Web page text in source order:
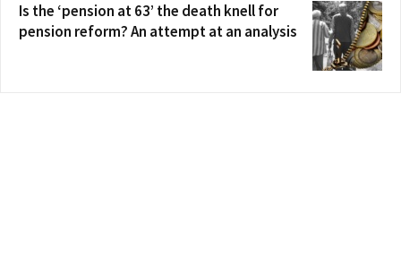
Is the ‘pension at 63’ the death knell for
pension reform? An attempt at an analysis